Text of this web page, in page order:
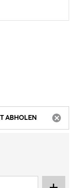
ABHOLEN